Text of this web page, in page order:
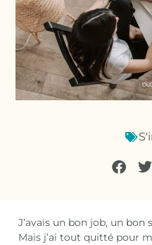
J’avais un bon job, un
Mais j’ai tout quitté pour